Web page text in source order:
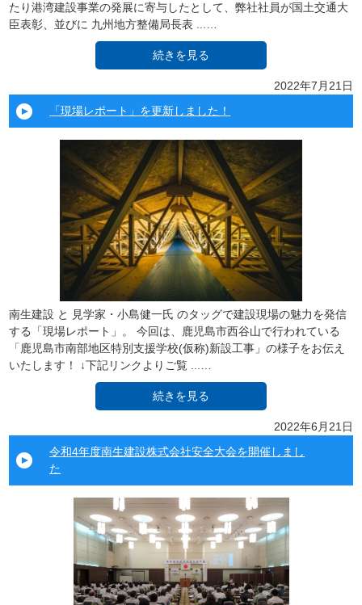
たり港湾建設事業の発展に寄与したとして、弊社社員が国土交通大
臣表彰、並びに 九州地方整備局長表 ...…
続きを見る
2022年7月21日
「現場レポート」を更新しました！
南生建設 と 見学家・小島健一氏 のタッグで建設現場の魅力を発信
する「現場レポート」。 今回は、鹿児島市西谷山で行われている
「鹿児島市南部地区特別支援学校(仮称)新設工事」の様子をお伝え
いたします！ ↓下記リンクよりご覧 ...…
続きを見る
2022年6月21日
令和4年度南生建設株式会社安全大会を開催しまし
た